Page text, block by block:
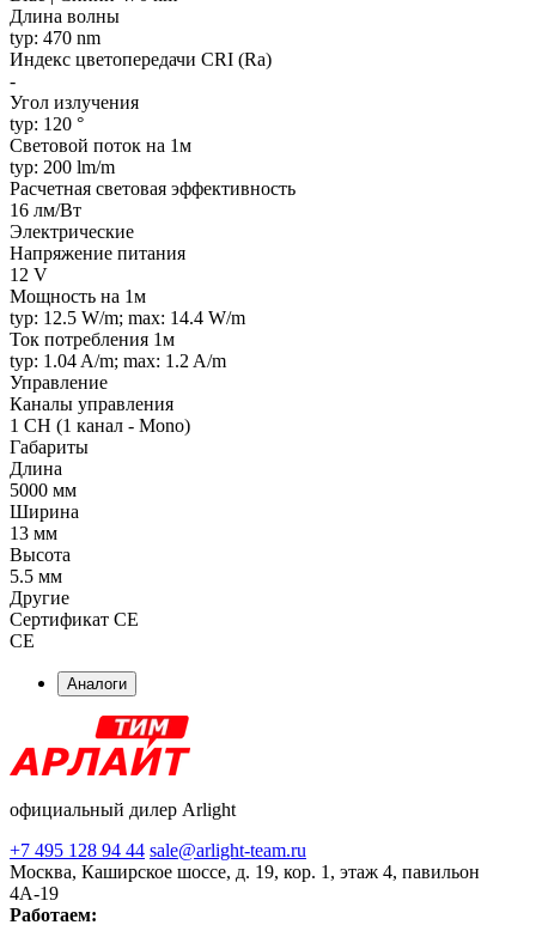
Длина волны
typ: 470 nm
Индекс цветопередачи CRI (Ra)
-
Угол излучения
typ: 120 °
Световой поток на 1м
typ: 200 lm/m
Расчетная световая эффективность
16 лм/Вт
Электрические
Напряжение питания
12 V
Мощность на 1м
typ: 12.5 W/m; max: 14.4 W/m
Ток потребления 1м
typ: 1.04 A/m; max: 1.2 A/m
Управление
Каналы управления
1 CH (1 канал - Mono)
Габариты
Длина
5000 мм
Ширина
13 мм
Высота
5.5 мм
Другие
Сертификат CE
CE
Аналоги
официальный дилер Arlight
+7 495 128 94 44 sale@arlight-team.ru
Москва, Каширское шоссе, д. 19, кор. 1, этаж 4, павильон
4А-19
Работаем: